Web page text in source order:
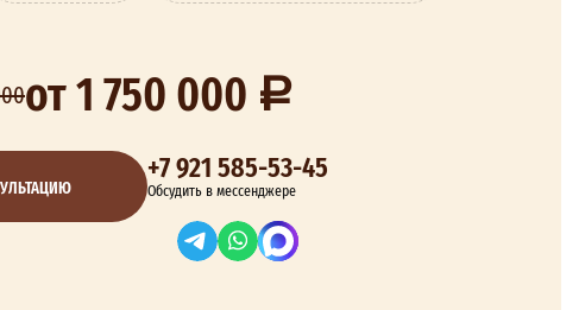
от 1 750 000
+7 921 585-53-45
Обсудить в мессенджере